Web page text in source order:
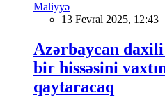
Maliyyə
13 Fevral 2025, 12:43
Azərbaycan
bir hissəsini
qaytaracaq